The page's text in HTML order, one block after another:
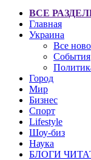
ВСЕ
Главная
Украина
Все
События
Город
Мир
Бизнес
Спорт
Lifestyle
Шоу-биз
Наука
БЛОГИ